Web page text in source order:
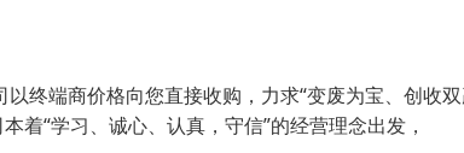
终端商价格向您直接收购，力求“变废为宝、创收双
着“学习、诚心、认真，守信”的经营理念出发，